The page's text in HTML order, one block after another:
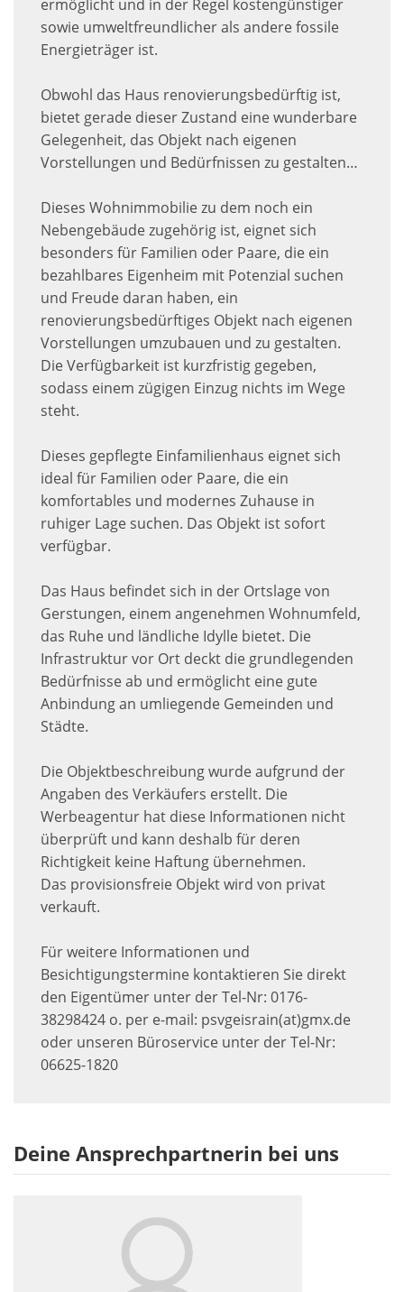
ermöglicht und in der Regel kostengünstiger
sowie umweltfreundlicher als andere fossile
Energieträger ist.
Obwohl das Haus renovierungsbedürftig ist,
bietet gerade dieser Zustand eine wunderbare
Gelegenheit, das Objekt nach eigenen
Vorstellungen und Bedürfnissen zu gestalten…
Dieses Wohnimmobilie zu dem noch ein
Nebengebäude zugehörig ist, eignet sich
besonders für Familien oder Paare, die ein
bezahlbares Eigenheim mit Potenzial suchen
und Freude daran haben, ein
renovierungsbedürftiges Objekt nach eigenen
Vorstellungen umzubauen und zu gestalten.
Die Verfügbarkeit ist kurzfristig gegeben,
sodass einem zügigen Einzug nichts im Wege
steht.
Dieses gepflegte Einfamilienhaus eignet sich
ideal für Familien oder Paare, die ein
komfortables und modernes Zuhause in
ruhiger Lage suchen. Das Objekt ist sofort
verfügbar.
Das Haus befindet sich in der Ortslage von
Gerstungen, einem angenehmen Wohnumfeld,
das Ruhe und ländliche Idylle bietet. Die
Infrastruktur vor Ort deckt die grundlegenden
Bedürfnisse ab und ermöglicht eine gute
Anbindung an umliegende Gemeinden und
Städte.
Die Objektbeschreibung wurde aufgrund der
Angaben des Verkäufers erstellt. Die
Werbeagentur hat diese Informationen nicht
überprüft und kann deshalb für deren
Richtigkeit keine Haftung übernehmen.
Das provisionsfreie Objekt wird von privat
verkauft.
Für weitere Informationen und
Besichtigungstermine kontaktieren Sie direkt
den Eigentümer unter der Tel-Nr: 0176-
38298424 o. per e-mail: psvgeisrain(at)gmx.de
oder unseren Büroservice unter der Tel-Nr:
06625-1820
Deine Ansprechpartnerin bei uns